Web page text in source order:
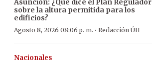
Asunción: ¿Qué dice el Plan Regulador
sobre la altura permitida para los
edificios?
Agosto 8, 2026 08:06 p. m. · Redacción ÚH
Nacionales